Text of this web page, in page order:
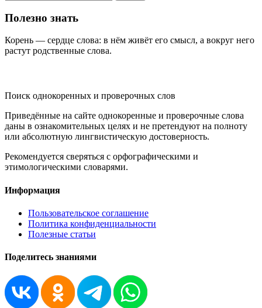
Полезно знать
Корень — сердце слова: в нём живёт его смысл, а вокруг него
растут родственные слова.
Поиск однокоренных и проверочных слов
Приведённые на сайте однокоренные и проверочные слова
даны в ознакомительных целях и не претендуют на полноту
или абсолютную лингвистическую достоверность.
Рекомендуется сверяться с орфографическими и
этимологическими словарями.
Информация
Пользовательское соглашение
Политика конфиденциальности
Полезные статьи
Поделитесь знаниями